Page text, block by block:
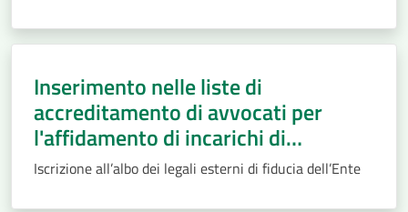
l’Ufficio di Polizia Giudiziaria
Inserimento nelle liste di
accreditamento di avvocati per
l'affidamento di incarichi di
patrocinio e consulenza legale
Iscrizione all’albo dei legali esterni di fiducia dell’Ente